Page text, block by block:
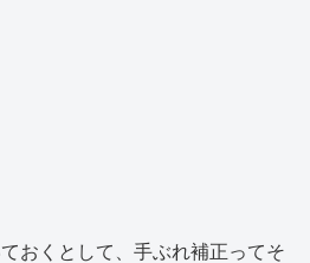
おくとして、手ぶれ補正ってそ